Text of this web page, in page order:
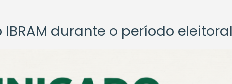
durante o período eleitoral